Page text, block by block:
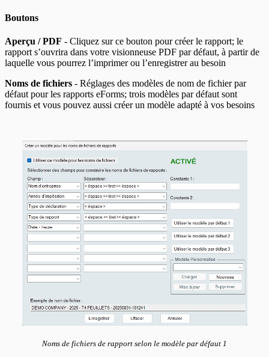
Boutons
Aperçu / PDF - Cliquez sur ce bouton pour créer le rapport; le
rapport s’ouvrira dans votre visionneuse PDF par défaut, à partir de
laquelle vous pourrez l’imprimer ou l’enregistrer au besoin
Noms de fichiers - Réglages des modèles de nom de fichier par
défaut pour les rapports eForms; trois modèles par défaut sont
fournis et vous pouvez aussi créer un modèle adapté à vos besoins
Noms de fichiers de rapport selon le modèle par défaut 1